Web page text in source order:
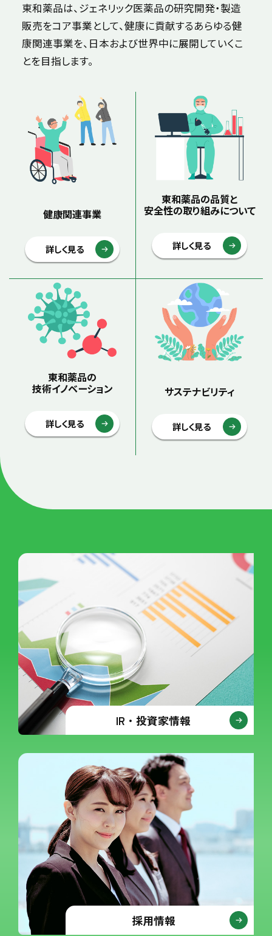
東和薬品は、ジェネリック医薬品の研究開発・製造
販売をコア事業として、健康に貢献するあらゆる健
康関連事業を、 日本および世界中に展開していくこ
とを目指します。
健康関連事業
詳しく見る
東和薬品の品質と
安全性の取り組みについて
詳しく見る
東和薬品の
技術イノベーション
詳しく見る
サステナビリティ
詳しく見る
IR・投資家情報
採用情報